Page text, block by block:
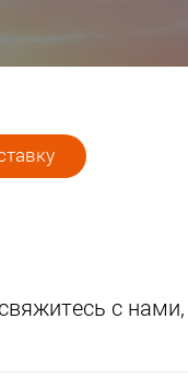
с нами,